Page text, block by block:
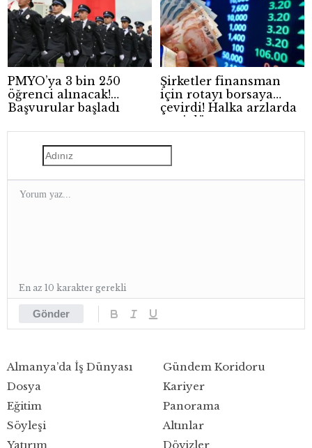
PMYO’ya 3 bin 250
öğrenci alınacak!
Başvurular başladı
Şirketler finansman
için rotayı borsaya
çevirdi! Halka arzlarda
yeni dönem
Gönder
En az 10 karakter gerekli
Almanya’da İş Dünyası
Dosya
Eğitim
Gündem Koridoru
Kariyer
Panorama
Söyleşi
Yatırım
Altınlar
Dövizler